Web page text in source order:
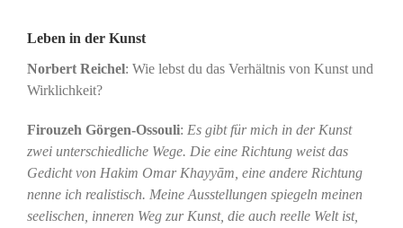
Leben in der Kunst
Norbert Reichel: Wie lebst du das Verhältnis von Kunst und
Wirklichkeit?
Firouzeh Görgen-Ossouli: Es gibt für mich in der Kunst
zwei unterschiedliche Wege. Die eine Richtung weist das
Gedicht von Hakim Omar Khayyām, eine andere Richtung
nenne ich realistisch. Meine Ausstellungen spiegeln meinen
seelischen, inneren Weg zur Kunst, die auch reelle Welt ist,